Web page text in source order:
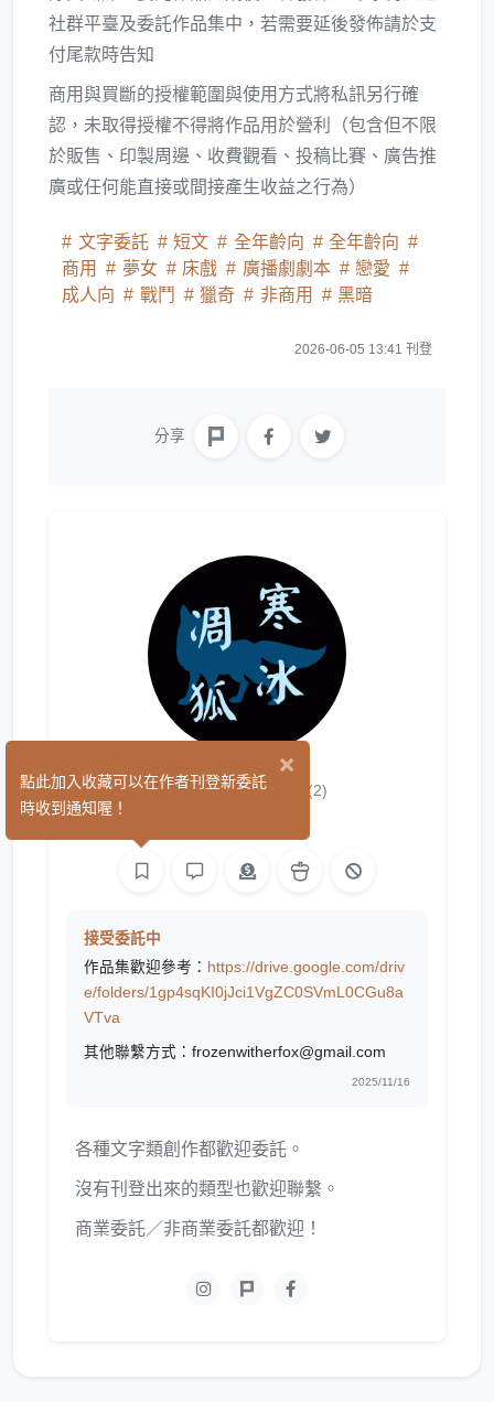
社群平臺及委託作品集中，若需要延後發佈請於支
付尾款時告知
商用與買斷的授權範圍與使用方式將私訊另行確
認，未取得授權不得將作品用於營利（包含但不限
於販售、印製周邊、收費觀看、投稿比賽、廣告推
廣或任何能直接或間接產生收益之行為）
文字委託 短文 全年齡向
全年齡向
商用
夢女 床戲 廣播劇劇本
戀愛
成人向
戰鬥 獵奇 非商用 黑暗
2026-06-05 13:41 刊登
分享
寒冰凋狐 (2)
接受委託中
作品集歡迎參考： https://drive.google.com/driv
e/folders/1gp4sqKI0jJci1VgZC0SVmL0CGu8a
VTva
其他聯繫方式：frozenwitherfox@gmail.com
2025/11/16
各種文字類創作都歡迎委託。
沒有刊登出來的類型也歡迎聯繫。
商業委託／非商業委託都歡迎！
×
點此加入收藏可以在作者刊登新委託
時收到通知喔！